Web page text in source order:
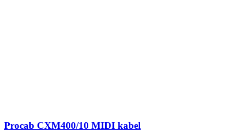
Procab CXM400/10 MIDI kabel